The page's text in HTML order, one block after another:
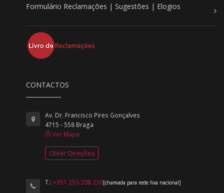
Formulário Reclamações | Sugestões | Elogios
CONTACTOS
Av. Dr. Francisco Pires Gonçalves
4715 - 558 Braga
Ver Mapa
Obter Direções
T.:+351 253 208 230[chamada para rede fixa nacional]